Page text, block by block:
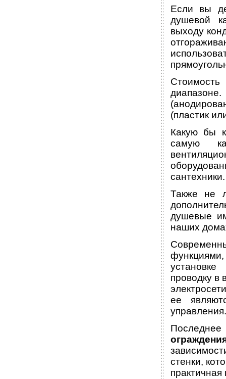
Если вы
душевой
выходу
(пластик
Какую бы
самую
сантехники.
Также не
душевые
наших
проводку в
ее
управления.
стенки,